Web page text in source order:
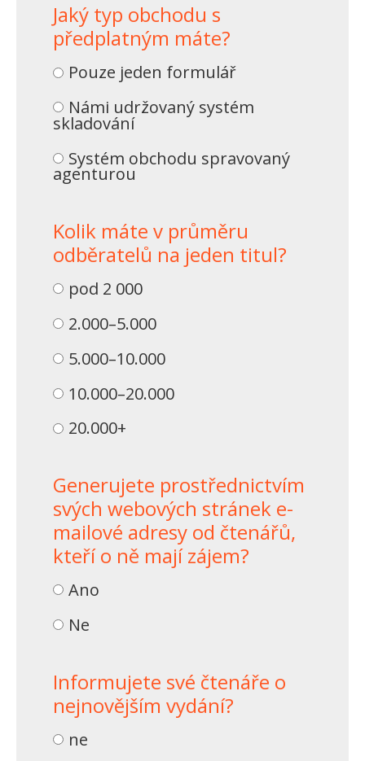
Jaký typ obchodu s
předplatným máte?
Pouze jeden formulář
Námi udržovaný systém
skladování
Systém obchodu spravovaný
agenturou
Kolik máte v průměru
odběratelů na jeden titul?
pod 2 000
2.000–5.000
5.000–10.000
10.000–20.000
20.000+
Generujete prostřednictvím
svých webových stránek e-
mailové adresy od čtenářů,
kteří o ně mají zájem?
Ano
Ne
Informujete své čtenáře o
nejnovějším vydání?
ne